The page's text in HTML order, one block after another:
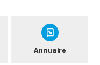
Annuaire